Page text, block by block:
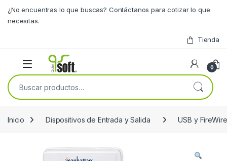
¿No encuentras lo que buscas? Contáctanos para cotizar lo que
necesitas.
Tienda
0
Buscar por:
Inicio Dispositivos de Entrada y Salida USB y FireWire